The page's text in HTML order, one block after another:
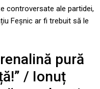
controversate ale partidei,
Feșnic ar fi trebuit să le
pură
/ Ionuț